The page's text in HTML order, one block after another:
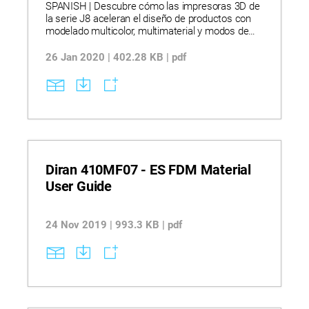
modelado dental y producción de dispositivos.
TENGA EN CUENTA: Este texto fue traducido
automáticamente.
SPANISH | Descubre cómo las impresoras 3D de
la serie J8 aceleran el diseño de productos con
modelado multicolor, multimaterial y modos de
con texturas, transparencia y colores validados
agilizar las aprobaciones. Reduce el tiempo y los
costos de modelado, permitiendo un modelado
rápidos. NOTA IMPORTANTE: Este texto fue
26 Jan 2020 | 402.28 KB | pdf
Diran 410MF07 - ES FDM Material
User Guide
24 Nov 2019 | 993.3 KB | pdf